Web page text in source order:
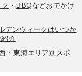
・ BBQなどおでかけ
デンウィークはいつか
介
・東海エリア別スポ